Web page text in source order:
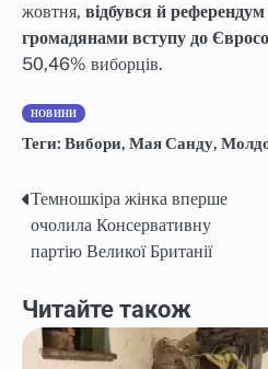
жовтня, відбувся й
громадянами вступу до
50,46% виборців.
НОВИНИ
Теги: Вибори, Мая Санду,
Навігація
записів
Темношкіра жінка вперше
очолила Консервативну
партію Великої Британії
Читайте також